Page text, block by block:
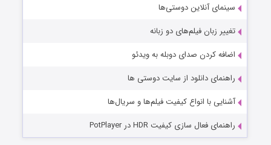
سینمای آنلاین دوستی‌ها
تغییر زبان فیلم‌های دو زبانه
اضافه کردن صدای دوبله به ویدئو
راهنمای دانلود از سایت دوستی ها
آشنایی با انواع کیفیت فیلم‌ها و سریال‌ها
راهنمای فعال سازی کیفیت HDR در PotPlayer